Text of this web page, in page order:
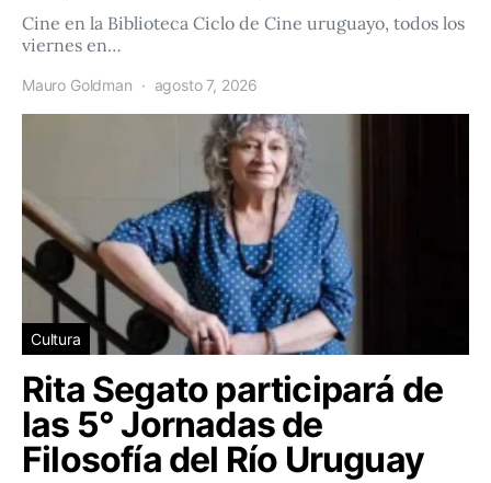
Cine en la Biblioteca Ciclo de Cine uruguayo, todos los
viernes en…
Mauro Goldman agosto 7, 2026
Cultura
Rita Segato participará de
las 5° Jornadas de
Filosofía del Río Uruguay